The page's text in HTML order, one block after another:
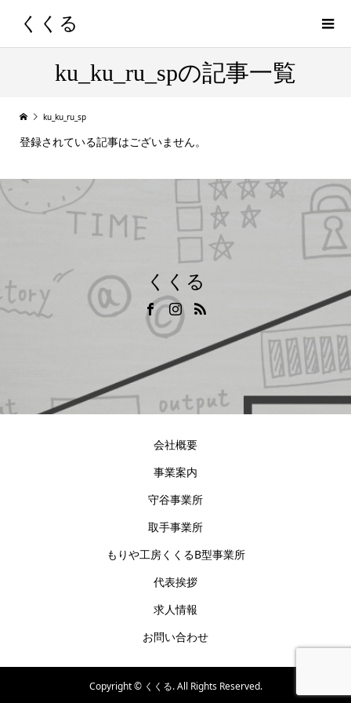
くくる
ku_ku_ru_spの記事一覧
ku_ku_ru_sp
登録されている記事はございません。
くくる
会社概要
事業案内
守谷事業所
取手事業所
もりや工房くくるB型事業所
代表挨拶
求人情報
お問い合わせ
Copyright ©くくる. All Rights Reserved.